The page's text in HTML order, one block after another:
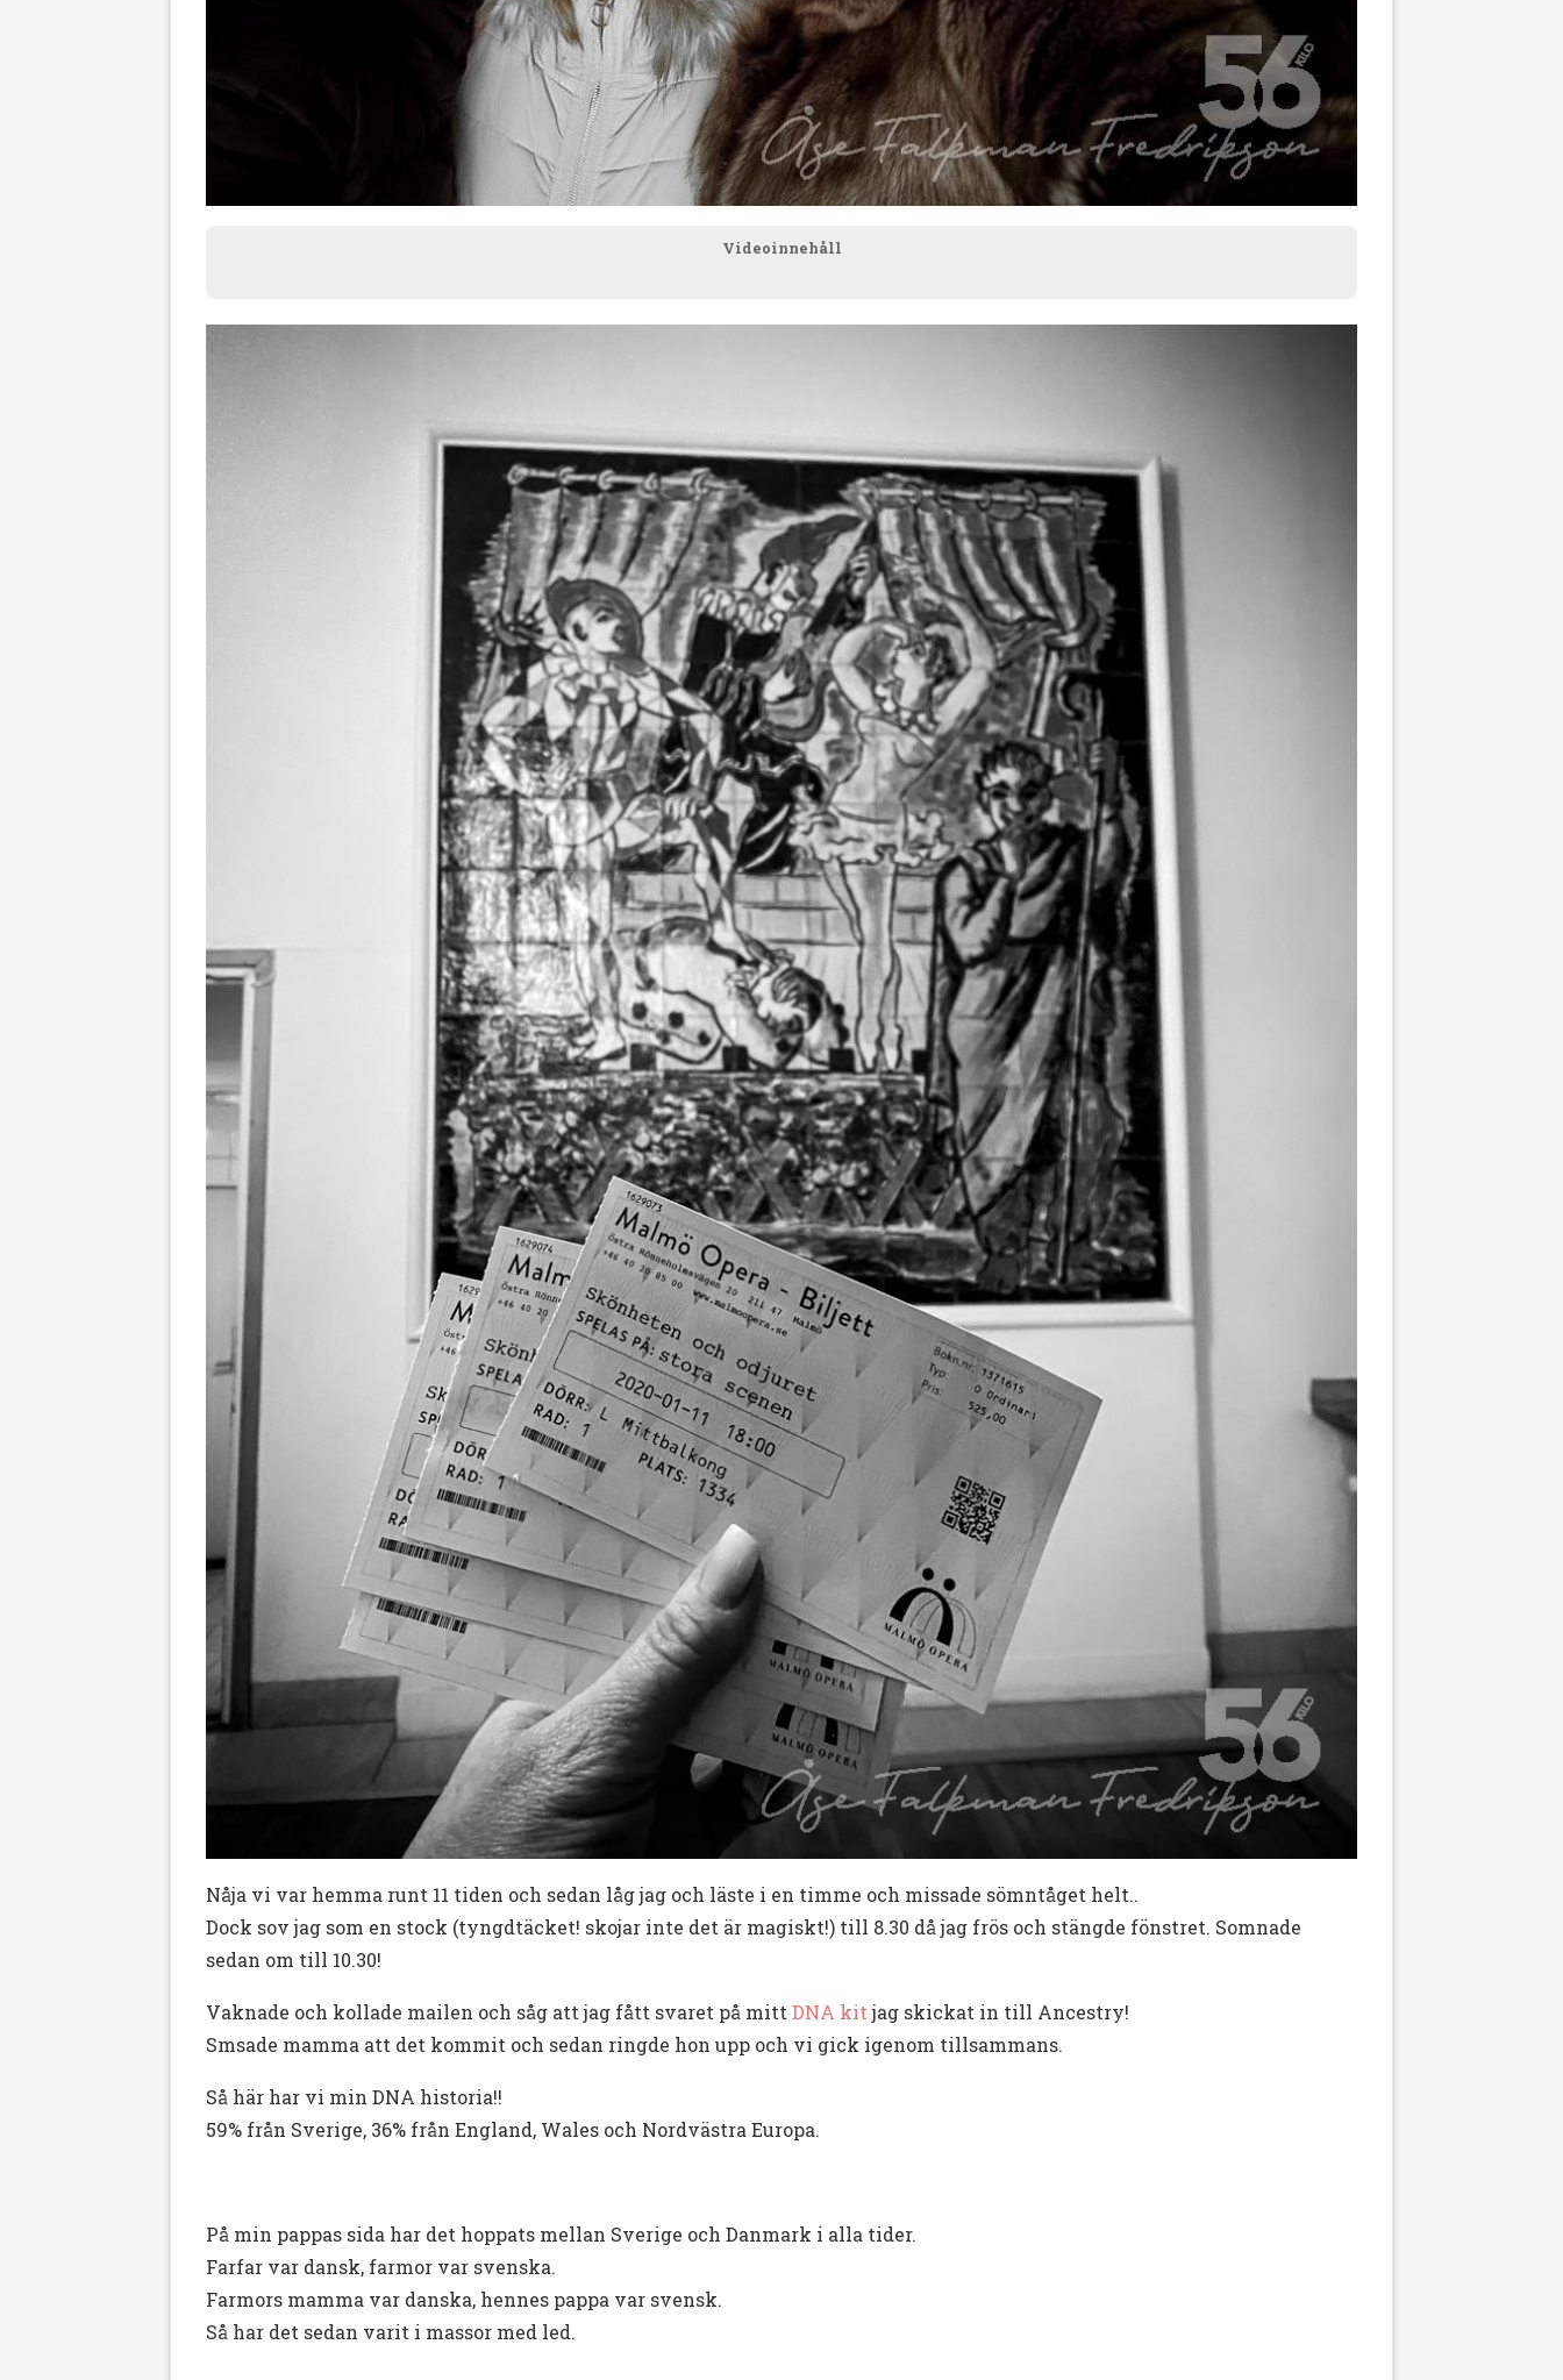
Videoinnehåll
Nåja vi var hemma runt 11 tiden och sedan låg jag och läste i en timme och missade sömntåget helt..
Dock sov jag som en stock (tyngdtäcket! skojar inte det är magiskt!) till 8.30 då jag frös och stängde fönstret. Somnade
sedan om till 10.30!
Vaknade och kollade mailen och såg att jag fått svaret på mittDNA kitjag skickat in till Ancestry!
Smsade mamma att det kommit och sedan ringde hon upp och vi gick igenom tillsammans.
Så här har vi min DNA historia!!
59% från Sverige, 36% från England, Wales och Nordvästra Europa.
På min pappas sida har det hoppats mellan Sverige och Danmark i alla tider.
Farfar var dansk, farmor var svenska.
Farmors mamma var danska, hennes pappa var svensk.
Så har det sedan varit i massor med led.